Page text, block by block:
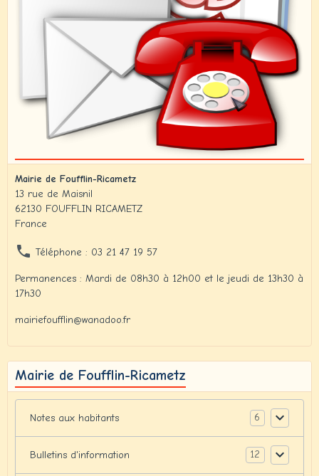
Mairie de Foufflin-Ricametz
13 rue de Maisnil
62130 FOUFFLIN RICAMETZ
France
Téléphone : 03 21 47 19 57
Permanences : Mardi de 08h30 à 12h00 et le jeudi de 13h30 à
17h30
mairiefoufflin@wanadoo.fr
Mairie de Foufflin-Ricametz
Notes aux habitants 6
Bulletins d'information 12